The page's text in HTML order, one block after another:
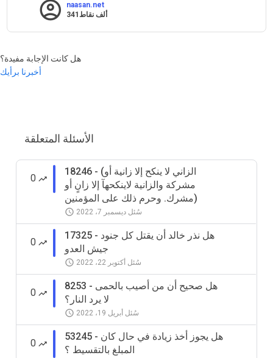
naasan.net
341ألفنقاط
هل كانت الإجابة مفيدة؟
أخبرنا برأيك
الأسئلة المتعلقة
0
18246 - (الزاني لا ينكح إلا زانية أو
مشركة والزانية لاينكحهآ إلا زانٍ أو
مشرك. وحرم ذلك على المؤمنين)
سُئل ديسمبر 7، 2022
0
17325 - هل نذر خالد أن يقتل كل جنود
جيش العدو
سُئل أكتوبر 22، 2022
0
8253 - هل صحيح أن من أصيب بالحمى
لا يرد النار؟
سُئل أبريل 19، 2022
0
53245 - هل يجوز أخذ زيادة في حال كان
المبلغ بالتقسيط ؟